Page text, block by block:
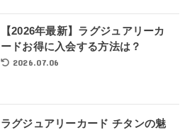
【2026年最新】ラグジュアリーカ
ードお得に入会する方法は？
2026.07.06
ラグジュアリーカード チタンの魅